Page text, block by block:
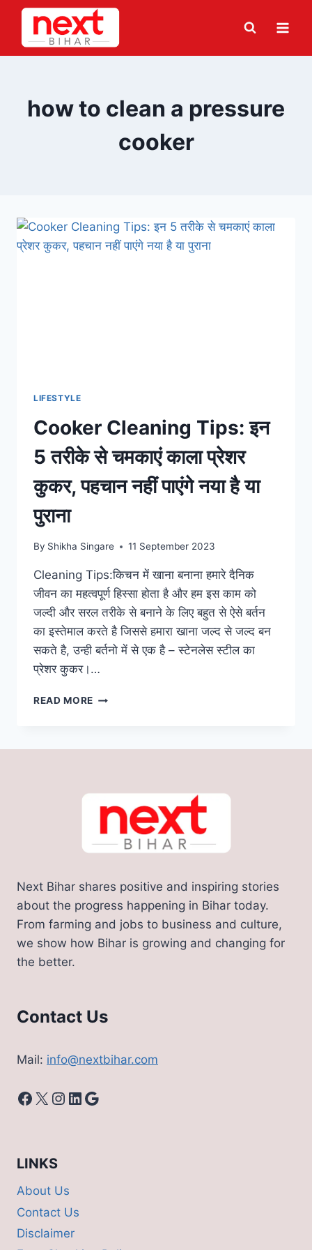
Skip
content
how to clean a pressure
cooker
LIFESTYLE
Cooker Cleaning Tips: इन
5 तरीके से चमकाएं काला प्रेशर
कुकर, पहचान नहीं पाएंगे नया है या
पुराना
By Shikha Singare 11 September 2023
Cleaning Tips:किचन में खाना बनाना हमारे दैनिक
जीवन का महत्वपूर्ण हिस्सा होता है और हम इस काम को
जल्दी और सरल तरीके से बनाने के लिए बहुत से ऐसे बर्तन
का इस्तेमाल करते है जिससे हमारा खाना जल्द से जल्द बन
सकते है, उन्ही बर्तनो में से एक है – स्टेनलेस स्टील का
प्रेशर कुकर।…
READ MORE COOKER
काला
कुकर,
पाएंगे
नया
या
पुराना
Next Bihar shares positive and inspiring stories
about the progress happening in Bihar today.
From farming and jobs to business and culture,
we show how Bihar is growing and changing for
the better.
Contact Us
Mail: info@nextbihar.com
Facebook
X Instagram
LinkedIn
Google
LINKS
About Us
Contact Us
Disclaimer